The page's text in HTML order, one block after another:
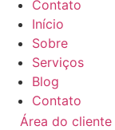
Contato
Início
Sobre
Serviços
Blog
Contato
Área do cliente